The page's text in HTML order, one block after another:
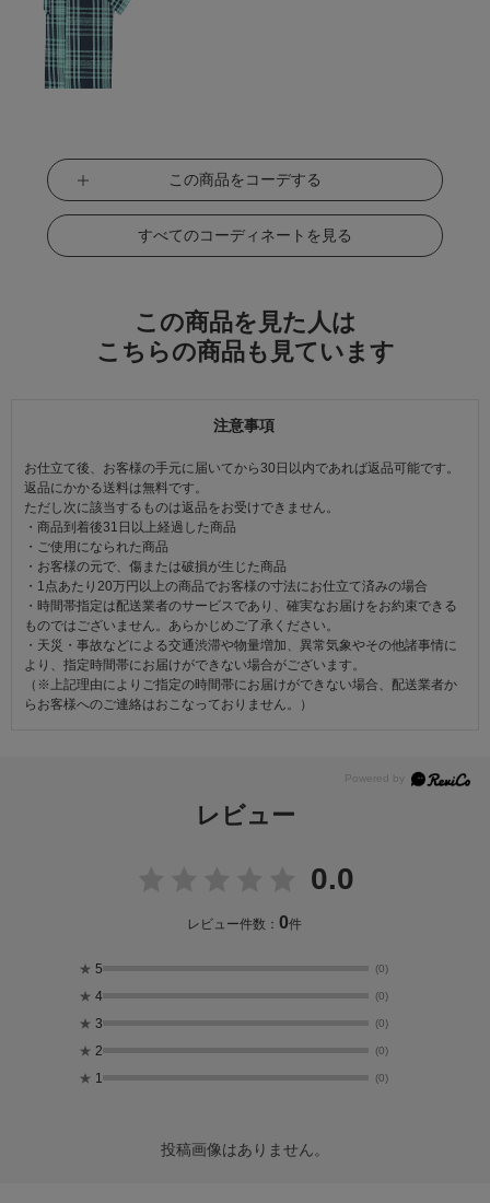
この商品をコーデする
すべてのコーディネートを見る
この商品を見た人は
こちらの商品も見ています
注意事項
お仕立て後、お客様の手元に届いてから30日以内であれば返品可能です。
返品にかかる送料は無料です。
ただし次に該当するものは返品をお受けできません。
・商品到着後31日以上経過した商品
・ご使用になられた商品
・お客様の元で、傷または破損が生じた商品
・1点あたり20万円以上の商品でお客様の寸法にお仕立て済みの場合
・時間帯指定は配送業者のサービスであり、確実なお届けをお約束できる
ものではございません。あらかじめご了承ください。
・天災・事故などによる交通渋滞や物量増加、異常気象やその他諸事情に
より、指定時間帯にお届けができない場合がございます。
（※上記理由によりご指定の時間帯にお届けができない場合、配送業者か
らお客様へのご連絡はおこなっておりません。）
レビュー
0.0
レビュー件数：0件
★ 5 (0)
★ 4 (0)
★ 3 (0)
★ 2 (0)
★ 1 (0)
投稿画像はありません。